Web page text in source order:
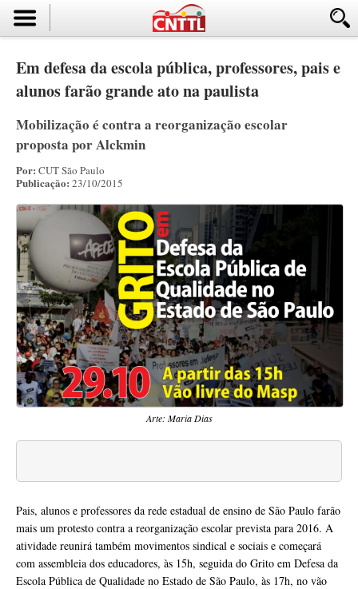
Em defesa da escola pública, professores, pais e
alunos farão grande ato na paulista
Mobilização é contra a reorganização escolar
proposta por Alckmin
Por: CUT São Paulo
Publicação: 23/10/2015
Arte: Maria Dias
Pais, alunos e professores da rede estadual de ensino de São Paulo farão
mais um protesto contra a reorganização escolar prevista para 2016. A
atividade reunirá também movimentos sindical e sociais e começará
com assembleia dos educadores, às 15h, seguida do Grito em Defesa da
Escola Pública de Qualidade no Estado de São Paulo, às 17h, no vão